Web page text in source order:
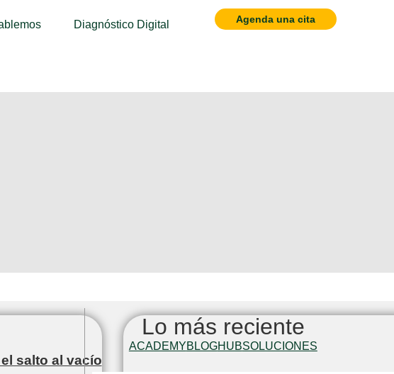
Diagnóstico Digital Agenda una cita
salto al vacío
Lo más reciente
ACADEMYBLOGHUBSOLUCIONES